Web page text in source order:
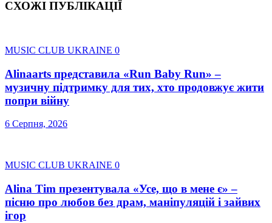
СХОЖІ ПУБЛІКАЦІЇ
MUSIC CLUB UKRAINE 0
Alinaarts представила «Run Baby Run» –
музичну підтримку для тих, хто продовжує жити
попри війну
6 Серпня, 2026
MUSIC CLUB UKRAINE 0
Alina Tim презентувала «Усе, що в мене є» –
пісню про любов без драм, маніпуляцій і зайвих
ігор